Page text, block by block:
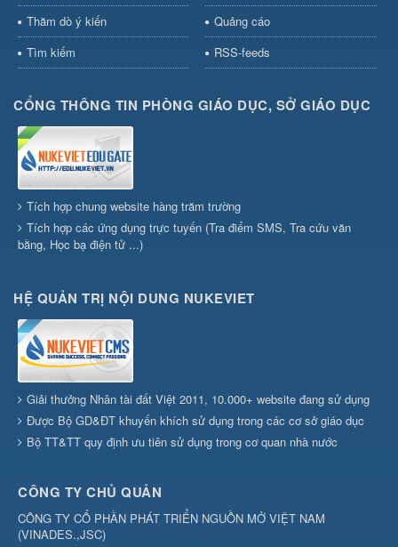
Thăm dò ý kiến
Quảng cáo
Tìm kiếm
RSS-feeds
CỔNG THÔNG TIN PHÒNG GIÁO DỤC, SỞ GIÁO DỤC
Tích hợp chung website hàng trăm trường
Tích hợp các ứng dụng trực tuyến (Tra điểm SMS, Tra cứu văn
bằng, Học bạ điện tử ...)
HỆ QUẢN TRỊ NỘI DUNG NUKEVIET
Giải thưởng Nhân tài đất Việt 2011, 10.000+ website đang sử dụng
Được Bộ GD&ĐT khuyến khích sử dụng trong các cơ sở giáo dục
Bộ TT&TT quy định ưu tiên sử dụng trong cơ quan nhà nước
CÔNG TY CHỦ QUẢN
CÔNG TY CỔ PHẦN PHÁT TRIỂN NGUỒN MỞ VIỆT NAM
(VINADES.,JSC)